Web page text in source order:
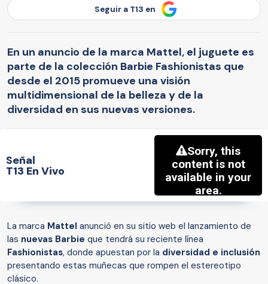
Seguir a T13 en
En un anuncio de la marca Mattel, el juguete es
parte de la colección Barbie Fashionistas que
desde el 2015 promueve una visión
multidimensional de la belleza y de la
diversidad en sus nuevas versiones.
Señal
T13 En Vivo
La marca Mattel anunció en su sitio web el lanzamiento de
las nuevas Barbie que tendrá su reciente línea
Fashionistas, donde apuestan por la diversidad e inclusión
presentando estas muñecas que rompen el estereotipo
clásico.